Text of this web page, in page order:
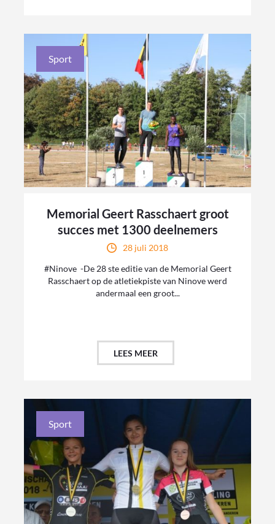
Sport
Memorial Geert Rasschaert groot
succes met 1300 deelnemers
28 juli 2018
#Ninove -De 28 ste editie van de Memorial Geert
Rasschaert op de atletiekpiste van Ninove werd
andermaal een groot...
LEES MEER
Sport